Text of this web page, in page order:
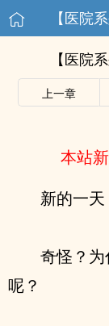
【医院
【医院
上一章
本站
新的一
奇怪？
呢？